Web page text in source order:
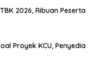
2026, Ribuan Peserta
Proyek KCU, Penyedia